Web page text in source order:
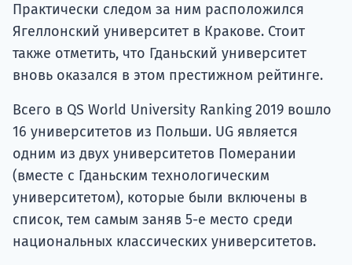
Практически следом за ним расположился
Ягеллонский университет в Кракове. Стоит
также отметить, что Гданьский университет
вновь оказался в этом престижном рейтинге.
Всего в QS World University Ranking 2019 вошло
16 университетов из Польши. UG является
одним из двух университетов Померании
(вместе с Гданьским технологическим
университетом), которые были включены в
список, тем самым заняв 5-е место среди
национальных классических университетов.